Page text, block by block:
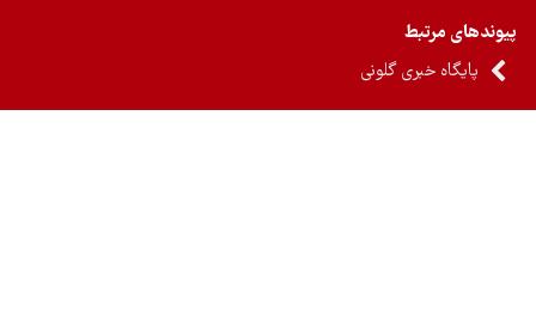
مرتبط
پایگاه خبری گلونی